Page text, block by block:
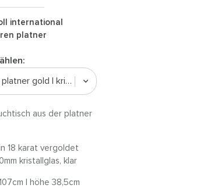
international
platner
couchtisch platner gold | kristallglas
aus der platner
18 karat vergoldet
kristallglas, klar
| höhe 38,5cm